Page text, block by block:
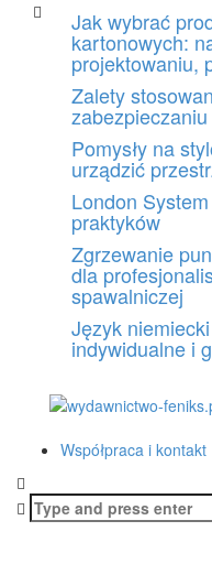
Jak wybrać
kartonowych:
projektowaniu,
Zalety
Pomysły na
urządzić
London
praktyków
Zgrzewanie
dla
spawalniczej
Język
indywidualne i
Współpraca i kontakt
Search
for: